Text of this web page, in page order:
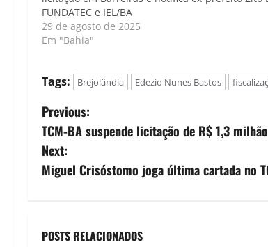
FUNDATEC e IEL/BA
29 de agosto de 2025
Em "Bahia"
Tags: Brejolândia Edezio Nunes Bastos
P
o
s
n
Previous:
TCM-BA suspende licitação de R$ 1,3
Next:
Miguel Crisóstomo joga última cartada no
POSTS RELACIONADOS